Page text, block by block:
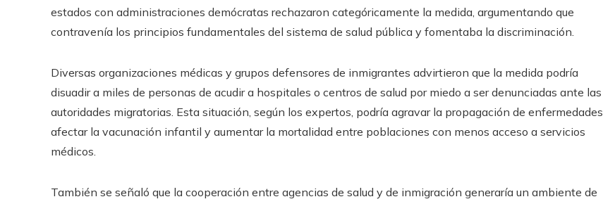
estados con administraciones demócratas rechazaron categóricamente la medida, argumentando que
contravenía los principios fundamentales del sistema de salud pública y fomentaba la discriminación.
Diversas organizaciones médicas y grupos defensores de inmigrantes advirtieron que la medida podría
disuadir a miles de personas de acudir a hospitales o centros de salud por miedo a ser denunciadas ante las
autoridades migratorias. Esta situación, según los expertos, podría agravar la propagación de enfermedades,
afectar la vacunación infantil y aumentar la mortalidad entre poblaciones con menos acceso a servicios
médicos.
También se señaló que la cooperación entre agencias de salud y de inmigración generaría un ambiente de